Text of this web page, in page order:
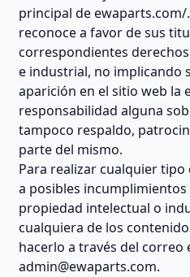
principal de ewaparts.com/.
reconoce a favor de sus
correspondientes
e industrial, no implicando
aparición en el sitio web la
responsabilidad alguna
tampoco respaldo,
parte del mismo.
Para realizar cualquier
a posibles
propiedad intelectual o
cualquiera de los
hacerlo a través del correo
admin@ewaparts.com.